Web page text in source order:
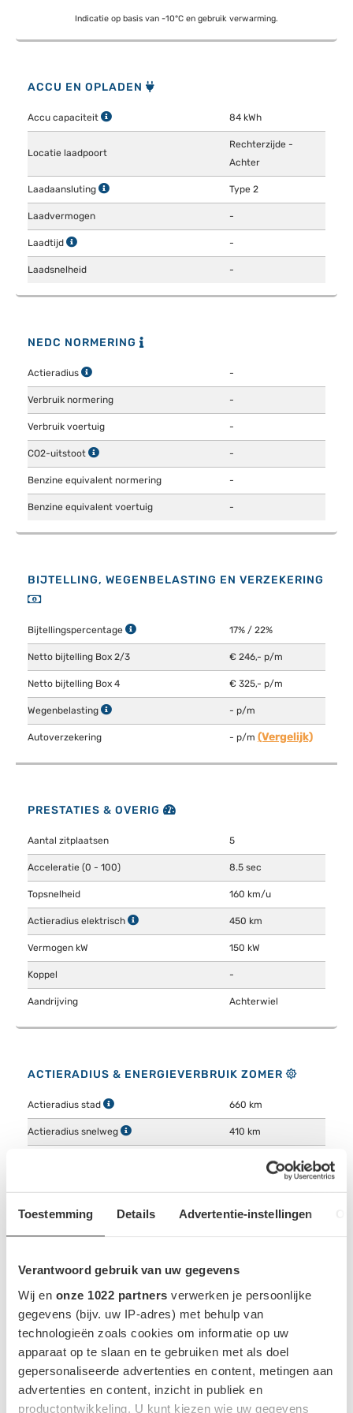
Toestemming Details Advertentie-instellingen
Verantwoord gebruik van uw gegevens
Wij en onze 1022 partners verwerken je persoonlijke
gegevens (bijv. uw IP-adres) met behulp van
technologieën zoals cookies om informatie op uw
apparaat op te slaan en te gebruiken met als doel
gepersonaliseerde advertenties en content, metingen aan
advertenties en content, inzicht in publiek en
productontwikkeling. U kunt kiezen wie uw gegevens
Indicatie op basis van -10°C en gebruik verwarming.
ACCU EN OPLADEN
Accu capaciteit 84 kWh
Locatie laadpoort
Rechterzijde -
Achter
Laadaansluting Type 2
Laadvermogen -
Laadtijd -
Laadsnelheid -
NEDC NORMERING
Actieradius -
Verbruik normering -
Verbruik voertuig -
CO2-uitstoot -
Benzine equivalent normering -
Benzine equivalent voertuig -
BIJTELLING, WEGENBELASTING EN VERZEKERING
Bijtellingspercentage 17% / 22%
Netto bijtelling Box 2/3 € 246,- p/m
Netto bijtelling Box 4 € 325,- p/m
Wegenbelasting - p/m
Autoverzekering - p/m (Vergelijk)
PRESTATIES & OVERIG
Aantal zitplaatsen 5
Acceleratie (0 - 100) 8.5 sec
Topsnelheid 160 km/u
Actieradius elektrisch 450 km
Vermogen kW 150 kW
Koppel -
Aandrijving Achterwiel
ACTIERADIUS & ENERGIEVERBRUIK ZOMER
Actieradius stad 660 km
Actieradius snelweg 410 km
Energieverbruik snelweg 19.3 kWh/100km
Gecombineerd energieverbruik 15.3 kWh/100km
ACCU EN OPLADEN
Accu capaciteit bruikbaar 79 kWh